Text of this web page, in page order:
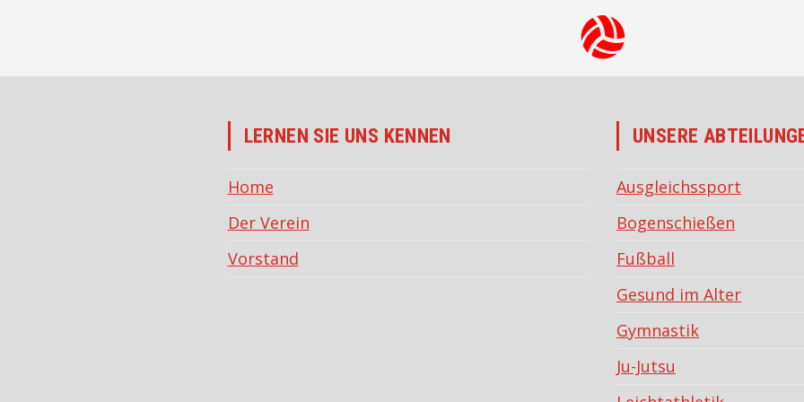
LERNEN SIE UNS KENNEN
Home
Der Verein
Vorstand
UNSERE
Ausgleichssport
Bogenschießen
Fußball
Gesund im Alter
Gymnastik
Ju-Jutsu